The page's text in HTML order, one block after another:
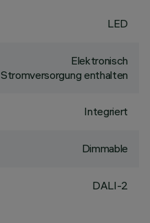
LED
Elektronisch
Stromversorgung enthalten
Integriert
Dimmable
DALI-2